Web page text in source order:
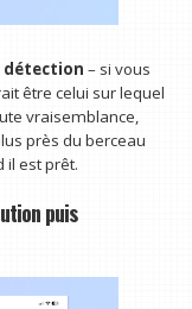
détection– si vous
être celui sur lequel
vraisemblance,
près du berceau
il est prêt.
puis